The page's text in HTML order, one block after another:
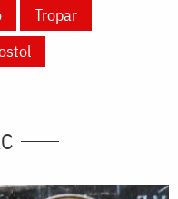
Tropar